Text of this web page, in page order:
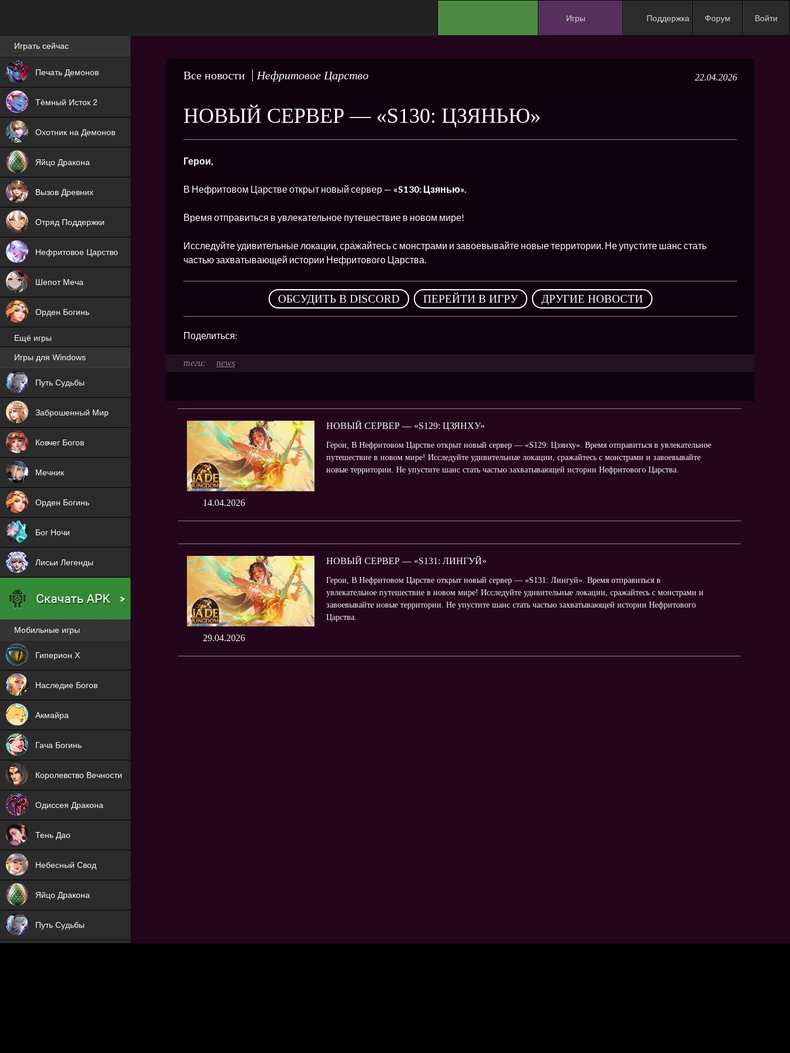
Игры
NEW
NEW
NEW
Поддержка Форум Войти
Все новости Нефритовое Царство 22.04.2026
НОВЫЙ СЕРВЕР — «S130: ЦЗЯНЬЮ»
Герои,
В Нефритовом Царстве открыт новый сервер — «S130: Цзянью».
Время отправиться в увлекательное путешествие в новом мире!
Исследуйте удивительные локации, сражайтесь с монстрами и завоевывайте новые территории. Не упустите шанс стать
частью захватывающей истории Нефритового Царства.
ОБСУДИТЬ В DISCORD , ПЕРЕЙТИ В ИГРУ , ДРУГИЕ НОВОСТИ
Поделиться:
news
14.04.2026
НОВЫЙ СЕРВЕР — «S129: ЦЗЯНХУ»
Герои, В Нефритовом Царстве открыт новый сервер — «S129: Цзянху». Время отправиться в увлекательное
путешествие в новом мире! Исследуйте удивительные локации, сражайтесь с монстрами и завоевывайте
новые территории. Не упустите шанс стать частью захватывающей истории Нефритового Царства.
29.04.2026
НОВЫЙ СЕРВЕР — «S131: ЛИНГУЙ»
Герои, В Нефритовом Царстве открыт новый сервер — «S131: Лингуй». Время отправиться в
увлекательное путешествие в новом мире! Исследуйте удивительные локации, сражайтесь с монстрами и
завоевывайте новые территории. Не упустите шанс стать частью захватывающей истории Нефритового
Царства.
Лучшие игры онлайн
Играть сейчас
Печать Демонов
NEW
Тёмный Исток 2
NEW
Охотник на Демонов
ХИТ
Яйцо Дракона
NEW
Вызов Древних
ХИТ
Отряд Поддержки
ХИТ
Нефритовое Царство
Шепот Меча
Орден Богинь
Ещё игры
Игры для Windows
Путь Судьбы
Заброшенный Мир
NEW
Ковчег Богов
Мечник
Орден Богинь
Бог Ночи
Лисьи Легенды
Мобильные игры
Гиперион Х
Наследие Богов
NEW
Акмайра
NEW
Гача Богинь
NEW
Королевство Вечности
NEW
Одиссея Дракона
NEW
Тень Дао
NEW
Небесный Свод
NEW
Яйцо Дракона
NEW
Путь Судьбы
NEW
ХИТ